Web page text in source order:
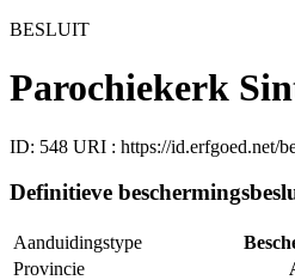
BESLUIT
Parochiekerk
ID: 548 URI : https://id.erfgoed.net/
Definitieve
Aanduidingstype
Provincie